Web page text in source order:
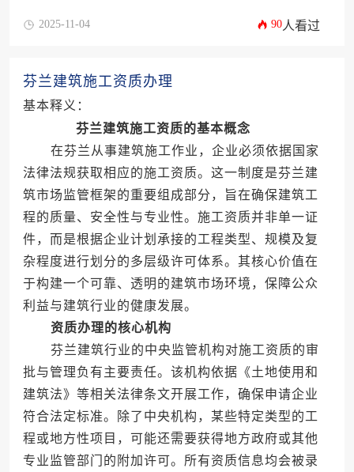
2025-11-04 90人看过
芬兰建筑施工资质办理
基本释义：
芬兰建筑施工资质的基本概念
在芬兰从事建筑施工作业，企业必须依据国家
法律法规获取相应的施工资质。这一制度是芬兰建
筑市场监管框架的重要组成部分，旨在确保建筑工
程的质量、安全性与专业性。施工资质并非单一证
件，而是根据企业计划承接的工程类型、规模及复
杂程度进行划分的多层级许可体系。其核心价值在
于构建一个可靠、透明的建筑市场环境，保障公众
利益与建筑行业的健康发展。
资质办理的核心机构
芬兰建筑行业的中央监管机构对施工资质的审
批与管理负有主要责任。该机构依据《土地使用和
建筑法》等相关法律条文开展工作，确保申请企业
符合法定标准。除了中央机构，某些特定类型的工
程或地方性项目，可能还需要获得地方政府或其他
专业监管部门的附加许可。所有资质信息均会被录